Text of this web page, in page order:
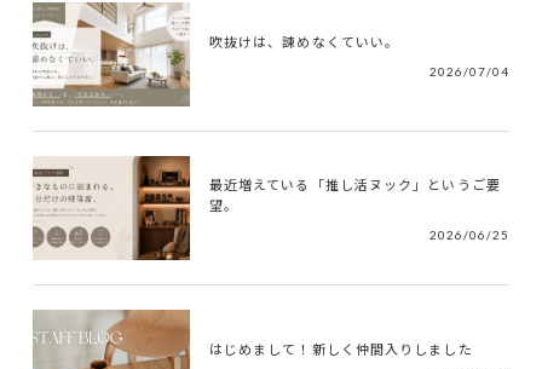
吹抜けは、諫めなくていい。
2026/07/04
最近増えている「推し活ヌック」というご要
望。
2026/06/25
はじめまして！新しく仲間入りしました